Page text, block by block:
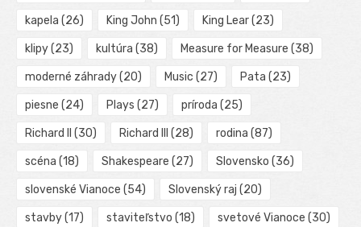
kapela (26) King John (51) King Lear(23)
klipy(23) kultúra (38) Measure for Measure (38)
moderné záhrady(20) Music (27) Pata (23)
piesne (24) Plays (27) príroda (25)
Richard II (30) Richard III (28) rodina (87)
scéna (18) Shakespeare (27) Slovensko (36)
slovenské Vianoce (54) Slovenský raj (20)
stavby(17) staviteľstvo (18) svetové Vianoce (30)